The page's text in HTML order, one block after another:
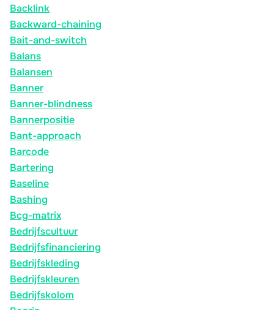
Backlink
Backward-chaining
Bait-and-switch
Balans
Balansen
Banner
Banner-blindness
Bannerpositie
Bant-approach
Barcode
Bartering
Baseline
Bashing
Bcg-matrix
Bedrijfscultuur
Bedrijfsfinanciering
Bedrijfskleding
Bedrijfskleuren
Bedrijfskolom